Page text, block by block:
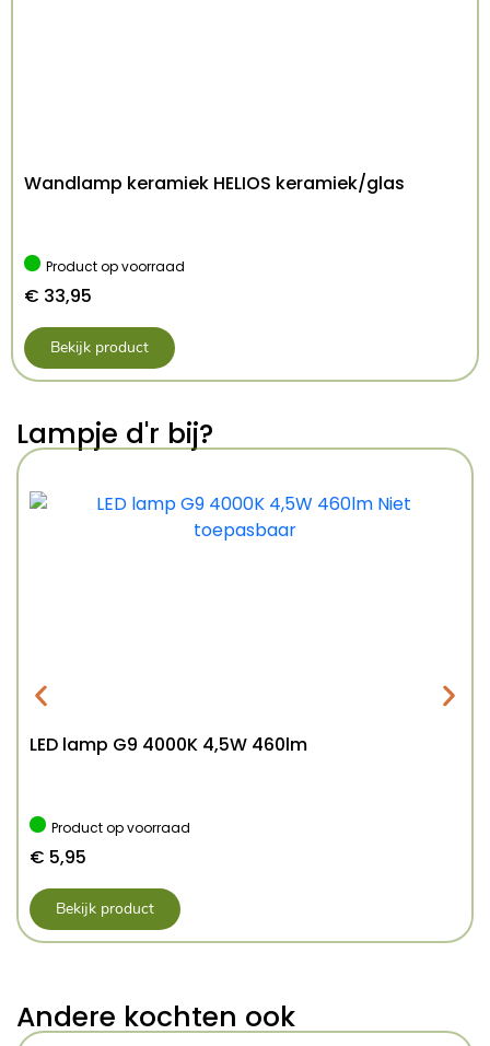
Wandlamp keramiek HELIOS keramiek/glas
Product op voorraad
€ 33,95
Bekijk product
Lampje d'r bij?
LED lamp G9 4000K 4,5W 460lm
Product op voorraad
€ 5,95
Bekijk product
Andere kochten ook